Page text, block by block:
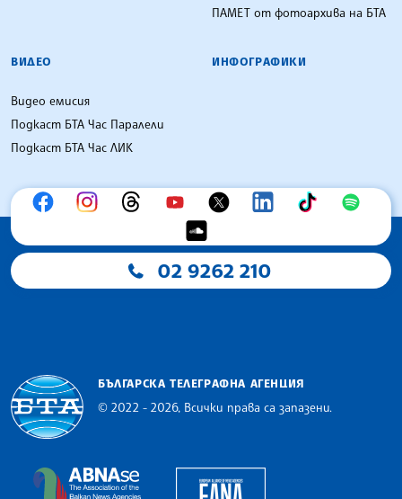
ПАМЕТ от фотоархива на БТА
ВИДЕО
Видео емисия
Подкаст БТА Час Паралели
Подкаст БТА Час ЛИК
ИНФОГРАФИКИ
02 9262 210
БЪЛГАРСКА ТЕЛЕГРАФНА АГЕНЦИЯ
© 2022 - 2026, Всички права са запазени.
The Assocoation of the Balkan News Agencies